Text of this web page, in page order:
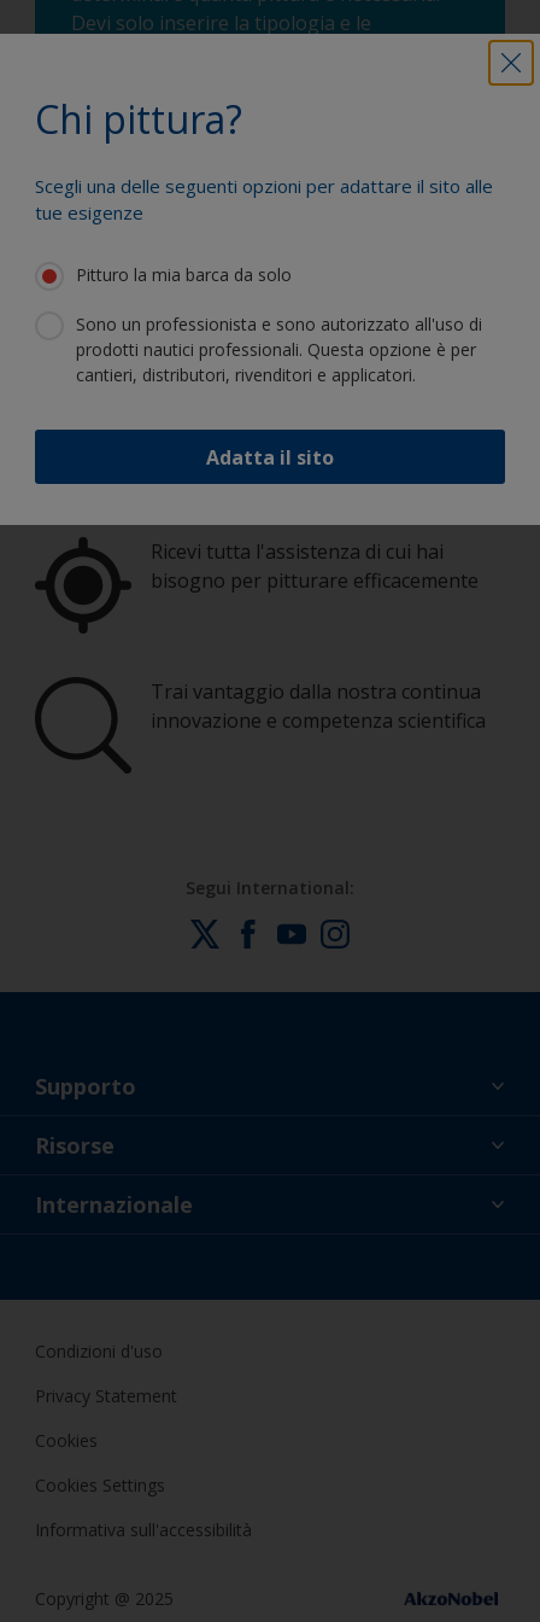
Devi solo inserire la tipologia e le
richieste, e riceverai una stima
approssimativa.
Quanta pittura mi occorre?
Chi pittura?
Scegli una delle seguenti opzioni per adattare il sito alle
tue esigenze
Pitturo la mia barca da solo
Sono un professionista e sono autorizzato all'uso di
prodotti nautici professionali. Questa opzione è per
cantieri, distributori, rivenditori e applicatori.
Adatta il sito
professionista
ottimali
Ricevi tutta l'assistenza di cui hai
bisogno per pitturare efficacemente
Trai vantaggio dalla nostra continua
innovazione e competenza scientifica
Segui International:
Supporto
Chi Siamo
Risorse
Novità
Internazionale
Condizioni d'uso
Privacy Statement
Cookies
Cookies Settings
Informativa sull'accessibilità
Copyright @ 2025